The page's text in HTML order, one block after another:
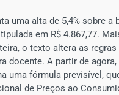
uma alta de 5,4% sobre a
em R$ 4.867,77.
o texto altera as
docente. A partir de
uma fórmula previsível,
de Preços ao